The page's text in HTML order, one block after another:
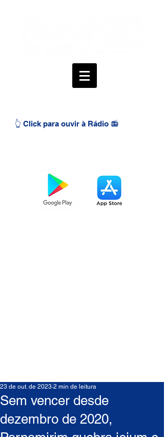
👆 Click para ouvir à Rádio 📻
Sem vencer desde
dezembro de 2020,
23 de out. de 2023 2 min de leitura